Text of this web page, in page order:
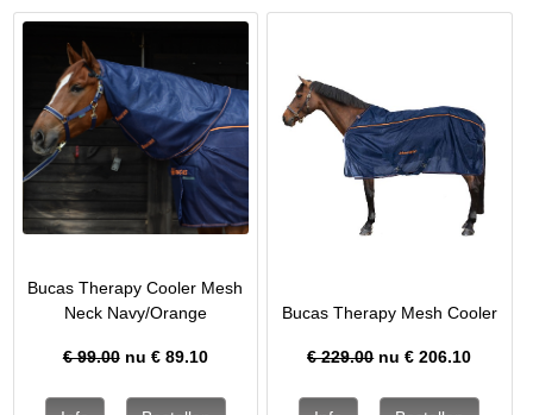
Bucas Therapy Cooler Mesh
Neck Navy/Orange
€ 99.00nu € 89.10
Bucas Therapy Mesh Cooler
€ 229.00nu €206.10